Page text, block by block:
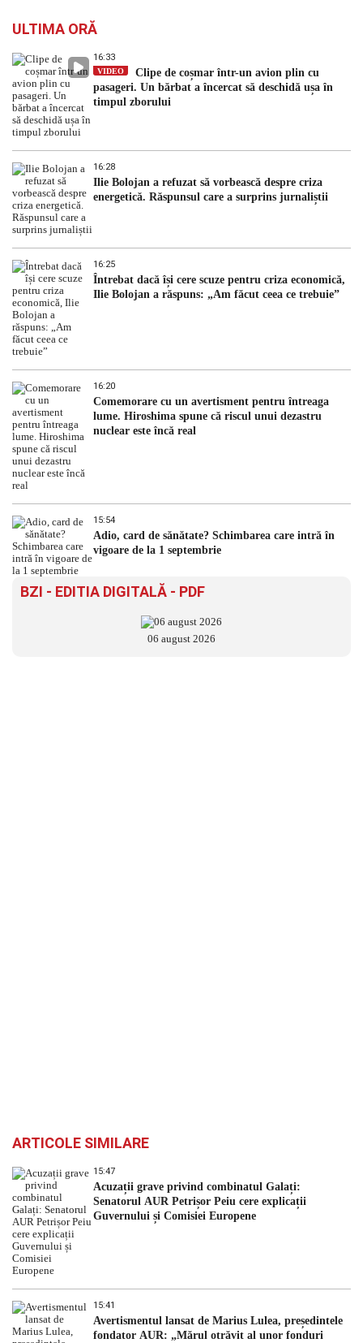
ULTIMA ORĂ
16:33
VIDEO
Clipe de coșmar într-un avion plin cu
pasageri. Un bărbat a încercat să deschidă ușa în
timpul zborului
16:28
Ilie Bolojan a refuzat să vorbească despre criza
energetică. Răspunsul care a surprins jurnaliștii
16:25
Întrebat dacă își cere scuze pentru criza economică,
Ilie Bolojan a răspuns: „Am făcut ceea ce trebuie”
16:20
Comemorare cu un avertisment pentru întreaga
lume. Hiroshima spune că riscul unui dezastru
nuclear este încă real
15:54
Adio, card de sănătate? Schimbarea care intră în
vigoare de la 1 septembrie
BZI - EDITIA DIGITALĂ - PDF
06 august 2026
ARTICOLE SIMILARE
15:47
Acuzații grave privind combinatul Galați:
Senatorul AUR Petrișor Peiu cere explicații
Guvernului și Comisiei Europene
15:41
Avertismentul lansat de Marius Lulea, președintele
fondator AUR: „Mărul otrăvit al unor fonduri